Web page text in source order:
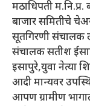
मठाधिपती
बाजार समितीचे
सूतगिरणी संचालक
संचालक सतीश
इसापुरे,युवा नेत्या
आदी मान्यवर
आपण ग्रामीण